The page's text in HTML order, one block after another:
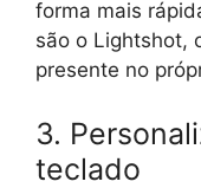
forma mais
são o Lightshot,
presente no
3.
teclado